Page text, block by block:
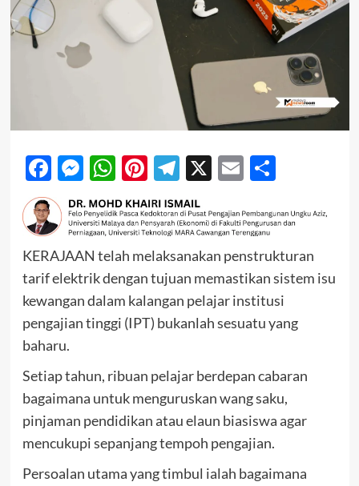
Facebook
Messenger
WhatsApp
Pinterest
Telegram
X EmailShare
KERAJAAN telah melaksanakan penstrukturan
tarif elektrik dengan tujuan memastikan sistem isu
kewangan dalam kalangan pelajar institusi
pengajian tinggi (IPT) bukanlah sesuatu yang
baharu.
Setiap tahun, ribuan pelajar berdepan cabaran
bagaimana untuk menguruskan wang saku,
pinjaman pendidikan atau elaun biasiswa agar
mencukupi sepanjang tempoh pengajian.
Persoalan utama yang timbul ialah bagaimana